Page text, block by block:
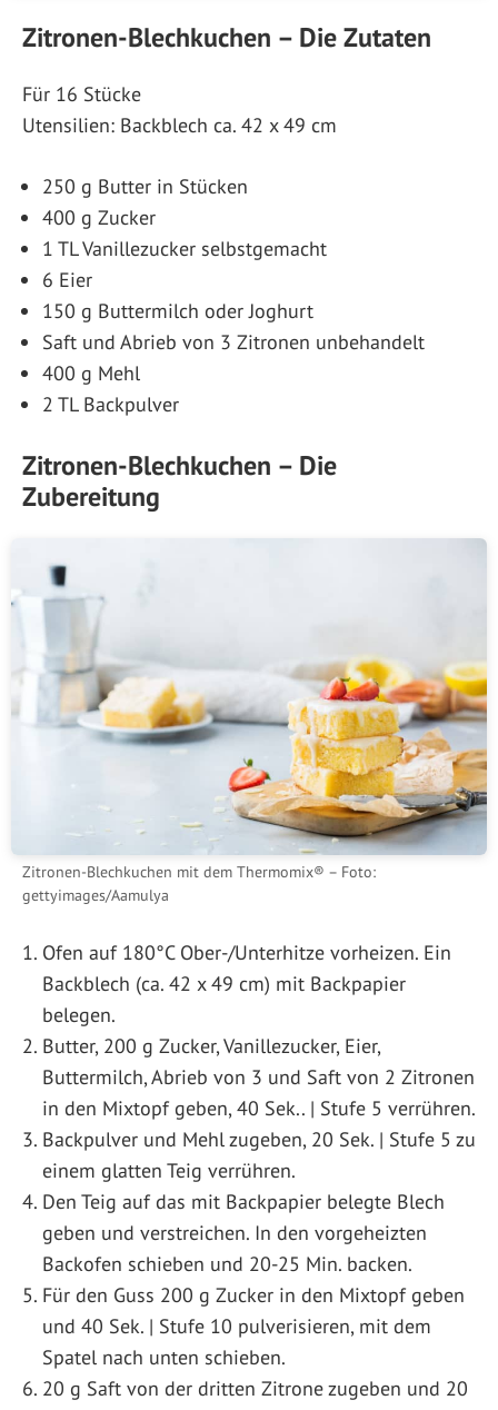
Zitronen-Blechkuchen – Die Zutaten
Für 16 Stücke
Utensilien: Backblech ca. 42 x 49 cm
250 g Butter in Stücken
400 g Zucker
1 TL Vanillezucker selbstgemacht
6 Eier
150 g Buttermilch oder Joghurt
Saft und Abrieb von 3 Zitronen unbehandelt
400 g Mehl
2 TL Backpulver
Zitronen-Blechkuchen – Die
Zubereitung
Zitronen-Blechkuchen mit dem Thermomix® – Foto:
gettyimages/Aamulya
Ofen auf 180°C Ober-/Unterhitze vorheizen. Ein
Backblech (ca. 42 x 49 cm) mit Backpapier
belegen.
Butter, 200 g Zucker, Vanillezucker, Eier,
Buttermilch, Abrieb von 3 und Saft von 2 Zitronen
in den Mixtopf geben, 40 Sek.. | Stufe 5 verrühren.
Backpulver und Mehl zugeben, 20 Sek. | Stufe 5 zu
einem glatten Teig verrühren.
Den Teig auf das mit Backpapier belegte Blech
geben und verstreichen. In den vorgeheizten
Backofen schieben und 20-25 Min. backen.
Für den Guss 200 g Zucker in den Mixtopf geben
und 40 Sek. | Stufe 10 pulverisieren, mit dem
Spatel nach unten schieben.
20 g Saft von der dritten Zitrone zugeben und 20